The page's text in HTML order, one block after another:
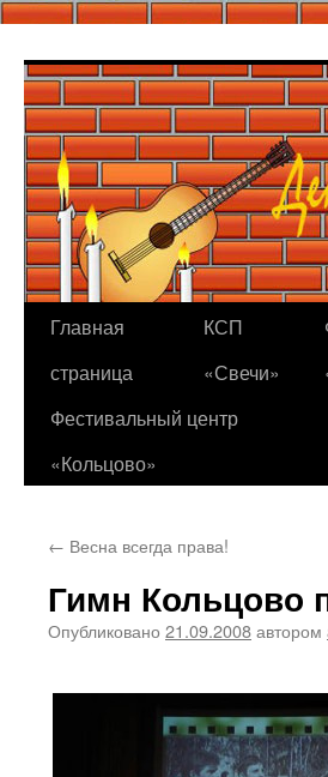
содержимому
Главная
страница
КСП
«Свечи»
Фестивальный центр
«Кольцово»
← Весна всегда права!
Гимн Кольцово
Опубликовано 21.09.2008автором